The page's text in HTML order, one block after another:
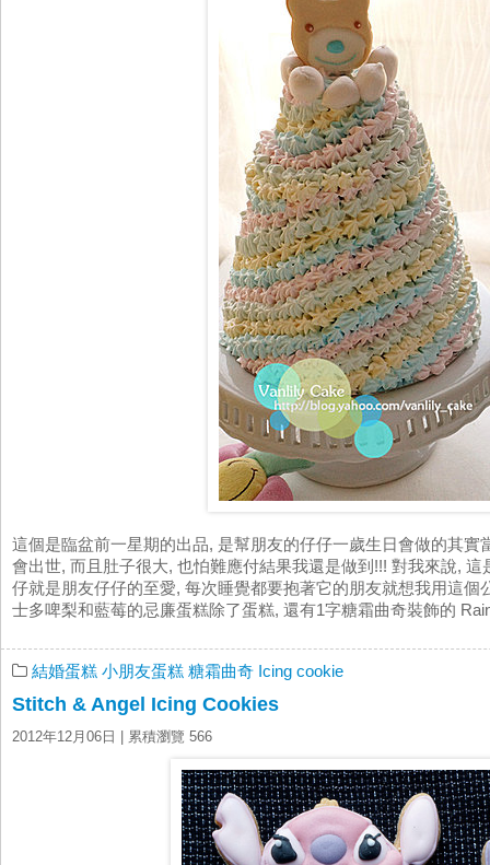
這個是臨盆前一星期的出品, 是幫朋友的仔仔一歲生日會做的其
會出世, 而且肚子很大, 也怕難應付結果我還是做到!!! 對我來說,
仔就是朋友仔仔的至愛, 每次睡覺都要抱著它的朋友就想我用這
士多啤梨和藍莓的忌廉蛋糕除了蛋糕, 還有1字糖霜曲奇裝飾的
結婚蛋糕 小朋友蛋糕 糖霜曲奇 Icing cookie
Stitch & Angel Icing Cookies
2012年12月06日 | 累積瀏覽 566